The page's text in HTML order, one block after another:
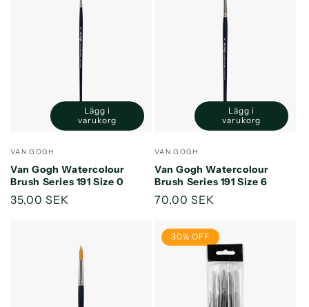
Säljare:
VAN GOGH
Van Gogh Watercolour
Brush Series 191 Size 0
Ordinarie
35,00 SEK
Minska
kvantitet
Default
Title
Öka
kvantitet
Title
Lägg i
varukorg
Säljare:
VAN GOGH
Van Gogh Watercolour
Brush Series 191 Size 6
Ordinarie
70,00 SEK
Minska
kvantitet
Default
Title
Öka
kvantitet
Title
Lägg i
varukorg
30% OFF